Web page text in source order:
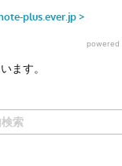
ます。